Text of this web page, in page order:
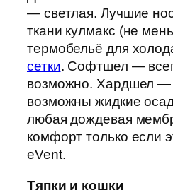
— светлая. Лучшие
ткани кулмакс (не
термобельё для
сетки. Софтшел —
возможно. Хардшел —
возможны жидкие
любая дождевая
комфорт только если
eVent.
Тяпки и кошки